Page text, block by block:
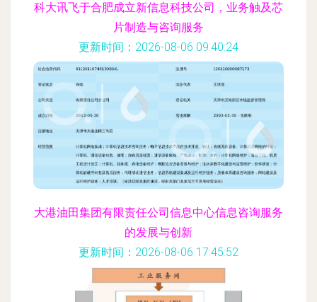
科大讯飞于合肥成立新信息科技公司，业务触及芯
片制造与咨询服务
更新时间：2026-08-06 09:40:24
大港油田集团有限责任公司信息中心信息咨询服务
的发展与创新
更新时间：2026-08-06 17:45:52